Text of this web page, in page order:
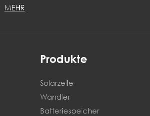
MEHR
Produkte
Solarzelle
Wandler
Batteriespeicher